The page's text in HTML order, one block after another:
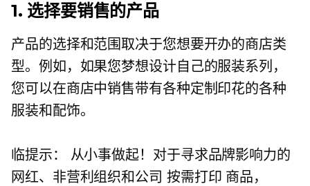
1. 选择要销售的产品
产品的选择和范围取决于您想要开办的商店类
型。例如，如果您梦想设计自己的服装系列，
您可以在商店中销售带有各种定制印花的各种
服装和配饰。
临提示：
从小事做起！对于寻求品牌影响力的
网红、非营利组织和公司 按需打印 商品，